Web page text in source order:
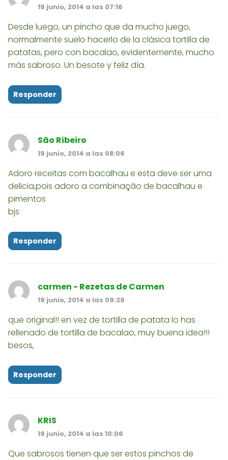
19 junio, 2014 a las 07:16
Desde luego, un pincho que da mucho juego,
normalmente suelo hacerlo de la clásica tortilla de
patatas, pero con bacalao, evidentemente, mucho
más sabroso. Un besote y feliz día.
Responder
São Ribeiro
19 junio, 2014 a las 08:06
Adoro receitas com bacalhau e esta deve ser uma
delicia,pois adoro a combinação de bacalhau e
pimentos
bjs
Responder
carmen - Rezetas de Carmen
19 junio, 2014 a las 09:29
que original!! en vez de tortilla de patata lo has
rellenado de tortilla de bacalao, muy buena idea!!!
besos,
Responder
KRIS
19 junio, 2014 a las 10:06
Que sabrosos tienen que ser estos pinchos de